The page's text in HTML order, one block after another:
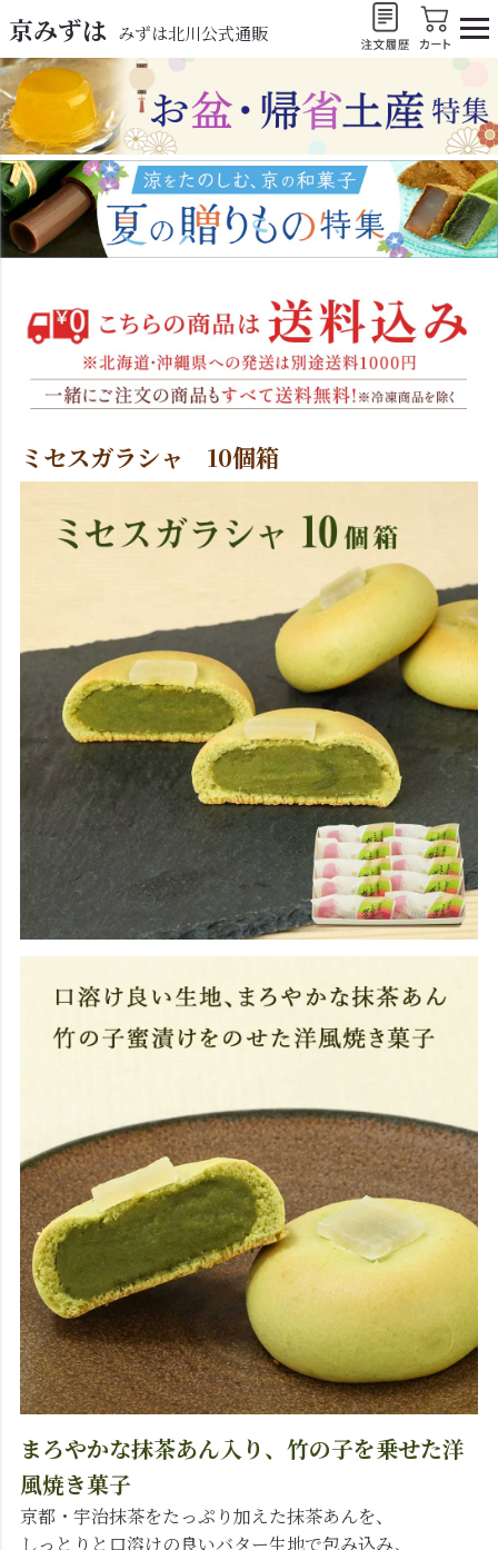
京みずは みずは北川公式通販
ミセスガラシャ 10個箱
まろやかな抹茶あん入り、竹の子を乗せた洋
風焼き菓子
京都・宇治抹茶をたっぷり加えた抹茶あんを、
しっとりと口溶けの良いバター生地で包み込み、